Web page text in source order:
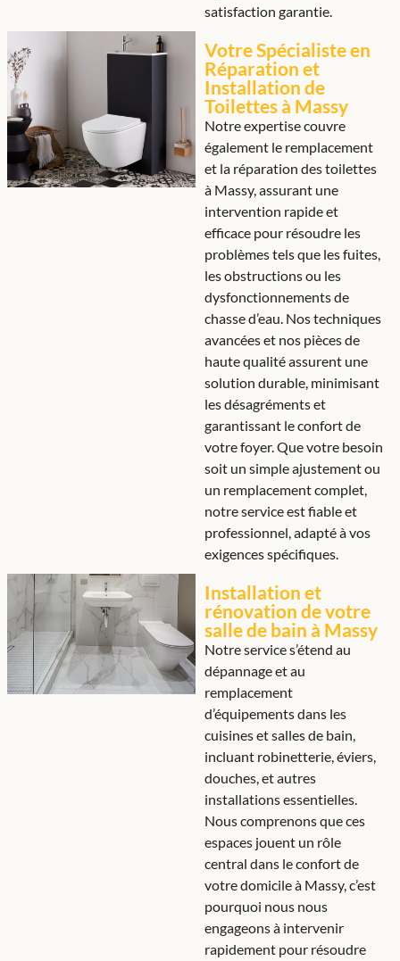
satisfaction garantie.
Votre Spécialiste en
Réparation et
Installation de
Toilettes à Massy
Notre expertise couvre
également le remplacement
et la réparation des toilettes
à Massy, assurant une
intervention rapide et
efficace pour résoudre les
problèmes tels que les fuites,
les obstructions ou les
dysfonctionnements de
chasse d’eau. Nos techniques
avancées et nos pièces de
haute qualité assurent une
solution durable, minimisant
les désagréments et
garantissant le confort de
votre foyer. Que votre besoin
soit un simple ajustement ou
un remplacement complet,
notre service est fiable et
professionnel, adapté à vos
exigences spécifiques.
Installation et
rénovation de votre
salle de bain à Massy
Notre service s’étend au
dépannage et au
remplacement
d’équipements dans les
cuisines et salles de bain,
incluant robinetterie, éviers,
douches, et autres
installations essentielles.
Nous comprenons que ces
espaces jouent un rôle
central dans le confort de
votre domicile à Massy, c’est
pourquoi nous nous
engageons à intervenir
rapidement pour résoudre